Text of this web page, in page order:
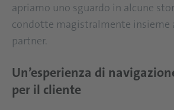
apriamo uno sguardo in alcune
condotte magistralmente insieme
partner.
Un’esperienza di
per il cliente